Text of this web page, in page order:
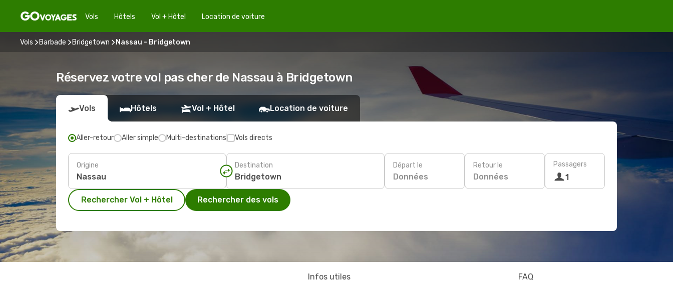
Vols Hôtels Vol + Hôtel Location de voiture
Vols Barbade Bridgetown Nassau - Bridgetown
Réservez votre vol pas cher de Nassau à Bridgetown
Vols Hôtels Vol + Hôtel Location de voiture
Aller-retour Aller simple Multi-destinations Vols directs
Origine Destination Départ le
Données
Retour le
Données
Passagers
1
Rechercher Vol + Hôtel Rechercher des vols
Infos utiles FAQ